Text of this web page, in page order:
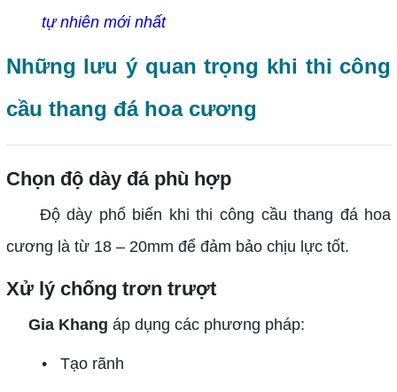
tự nhiên mới nhất
Những lưu ý quan trọng khi thi công
cầu thang đá hoa cương
Chọn độ dày đá phù hợp
Độ dày phổ biến khi thi công cầu thang đá hoa
cương là từ 18 – 20mm để đảm bảo chịu lực tốt.
Xử lý chống trơn trượt
Gia Khang áp dụng các phương pháp:
• Tạo rãnh